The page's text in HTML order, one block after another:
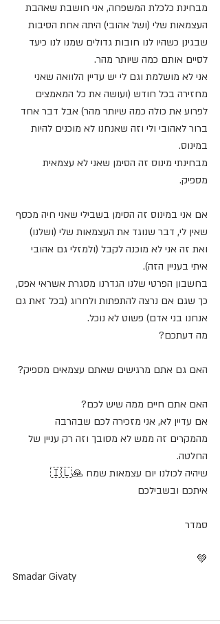
מבחינת כלכלת המשפחה, אני חושבת שאהבת
העצמאות שלי (ושל אהובי) היתה אחת הסיבות
שבגינן כשהיו לנו חובות גדולים שמנו לנו כיעד
לסיים אותם כמה שיותר מהר.
אני לא מושלמת וגם לי יש עדיין הלוואה שאני
מחזירה בכל חודש (ועושה את כל המאמצים
לפרוע את כולה כמה שיותר מהר) אבל דבר אחד
ברור לאהובי ולי וזה שאנחנו לא מוכנים להיות
במינוס.
מבחינתי מינוס זה הסימן שאני לא עצמאית
מספיק.
אם אני במינוס זה הסימן בשבילי שאני חיה מכסף
שאין לי, דבר שנוגד את העצמאות שלי (ושלנו)
ואת זה אני לא מוכנה לקבל (ולמזלי גם אהובי
איתי בעניין הזה).
בחשבון הפרטי שלנו הגדרנו מסגרת אשראי אפס,
כך שגם אם נרצה להתפתות ולחרוג (בכל זאת גם
אנחנו בני אדם) פשוט לא נוכל.
מה דעתכם?
האם גם אתם מרגישים שאתם עצמאים מספיק?
האם אתם חיים ממה שיש לכם?
אם עדיין לא, אני מזכירה לכם שבהרבה
מהמקרים זה ממש לא מסובך וזה רק עניין של
החלטה.
שיהיה לכולנו יום עצמאות שמח 🙏🇮🇱️
איתכם ובשבילכם
סמדר
💚
Smadar Givaty